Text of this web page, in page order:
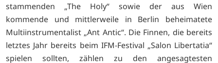
stammenden „The Holy“ sowie der aus Wien
kommende und mittlerweile in Berlin beheimatete
Multiinstrumentalist „Ant Antic“. Die Finnen, die bereits
letztes Jahr bereits beim IFM-Festival „Salon Libertatia“
spielen sollten, zählen zu den angesagtesten